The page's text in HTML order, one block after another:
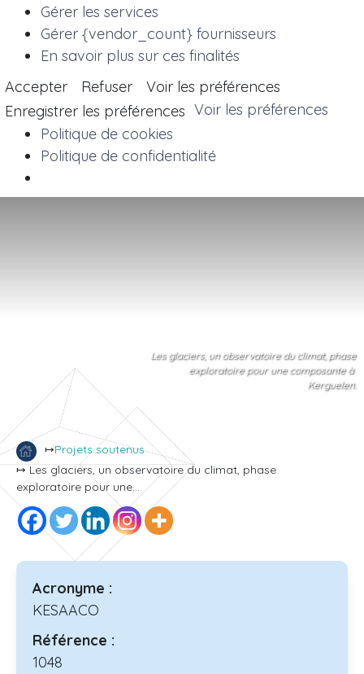
Gérer les services
Gérer {vendor_count} fournisseurs
En savoir plus sur ces finalités
Accepter
Refuser
Voir les préférences
Enregistrer les préférences Voir les préférences
Politique de cookies
Politique de confidentialité
Les glaciers, un observatoire du climat, phase
exploratoire pour une composante à
Kerguelen.
↦Projets soutenus
↦ Les glaciers, un observatoire du climat, phase
exploratoire pour une...
Acronyme :
KESAACO
Référence :
1048